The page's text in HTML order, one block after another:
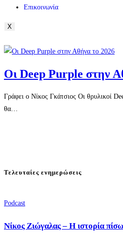
Επικοινωνία
X
Οι Deep Purple στην
Γράφει ο Νίκος Γκάτσιος Οι θρυλικοί
θα…
Τελευταίες ενημερώσεις
Podcast
Νίκος Ζιώγαλας – Η ιστορία